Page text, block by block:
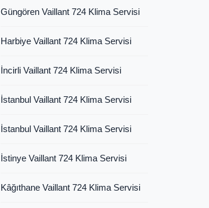
Güngören Vaillant 724 Klima Servisi
Harbiye Vaillant 724 Klima Servisi
İncirli Vaillant 724 Klima Servisi
İstanbul Vaillant 724 Klima Servisi
İstanbul Vaillant 724 Klima Servisi
İstinye Vaillant 724 Klima Servisi
Kâğıthane Vaillant 724 Klima Servisi